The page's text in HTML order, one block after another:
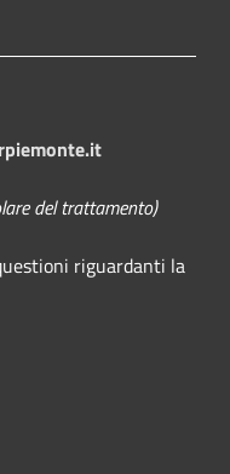
del trattamento)
riguardanti la